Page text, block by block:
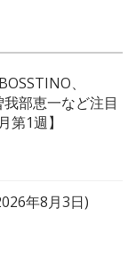
、
部恵一など注目
第1週】
年8月3日)